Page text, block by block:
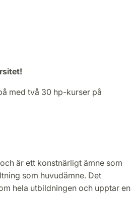
med två 30 hp-kurser på
är ett konstnärligt ämne som
som huvudämne. Det
hela utbildningen och upptar en